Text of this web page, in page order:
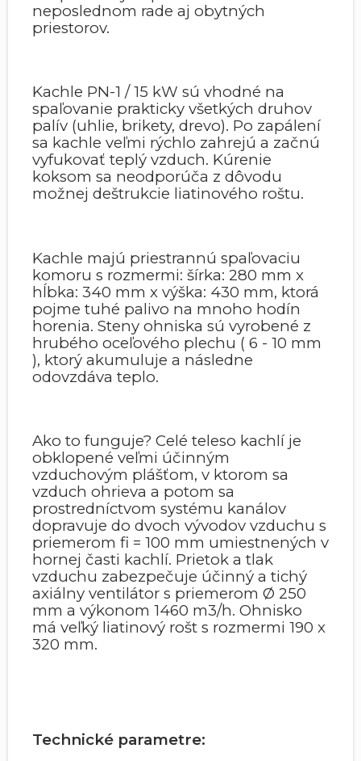
neposlednom rade aj obytných
priestorov.
Kachle PN-1 / 15 kW sú vhodné na
spaľovanie prakticky všetkých druhov
palív (uhlie, brikety, drevo). Po zapálení
sa kachle veľmi rýchlo zahrejú a začnú
vyfukovať teplý vzduch. Kúrenie
koksom sa neodporúča z dôvodu
možnej deštrukcie liatinového roštu.
Kachle majú priestrannú spaľovaciu
komoru s rozmermi: šírka: 280 mm x
hĺbka: 340 mm x výška: 430 mm, ktorá
pojme tuhé palivo na mnoho hodín
horenia. Steny ohniska sú vyrobené z
hrubého oceľového plechu ( 6 - 10 mm
), ktorý akumuluje a následne
odovzdáva teplo.
Ako to funguje? Celé teleso kachlí je
obklopené veľmi účinným
vzduchovým plášťom, v ktorom sa
vzduch ohrieva a potom sa
prostredníctvom systému kanálov
dopravuje do dvoch vývodov vzduchu s
priemerom fi = 100 mm umiestnených v
hornej časti kachlí. Prietok a tlak
vzduchu zabezpečuje účinný a tichý
axiálny ventilátor s priemerom Ø 250
mm a výkonom 1460 m3/h. Ohnisko
má veľký liatinový rošt s rozmermi 190 x
320 mm.
Technické parametre: